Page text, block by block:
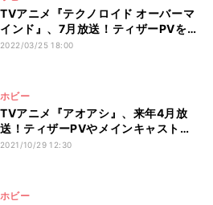
TVアニメ『テクノロイド オーバーマ
インド』、7月放送！ティザーPVを公
開
2022/03/25 18:00
ホビー
TVアニメ『アオアシ』、来年4月放
送！ティザーPVやメインキャスト情
報公開
2021/10/29 12:30
ホビー